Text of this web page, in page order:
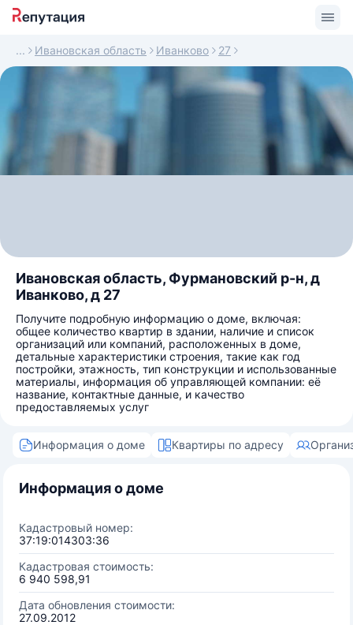
Ивановская область Иванково 27
Ивановская область, Фурмановский р-н, д
Иванково, д 27
Получите подробную информацию о доме, включая:
общее количество квартир в здании, наличие и список
организаций или компаний, расположенных в доме,
детальные характеристики строения, такие как год
постройки, этажность, тип конструкции и использованные
материалы, информация об управляющей компании: её
название, контактные данные, и качество
предоставляемых услуг
Информация о доме Квартиры по адресу
Информация о доме
Кадастровый номер:
37:19:014303:36
Кадастровая стоимость:
6 940 598,91
Дата обновления стоимости:
27.09.2012